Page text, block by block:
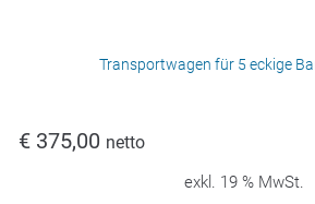
Transportwagen für 5 eckige
€ 375,00 netto
exkl. 19 % MwSt.